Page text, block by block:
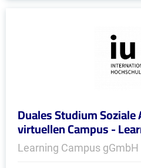
Duales Studium Soziale
virtuellen Campus -
Learning Campus gGmbH